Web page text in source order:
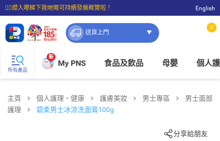
☝🏼㩒入嚟睇下我哋嘅可持續發展概覽啦！
⭐購物滿$399即享免費送貨；滿$100即可免費店取。
English
送貨上門
0
所有產品
新
My PNS 食品及飲品 母嬰 個人
主頁 個人護理、健康 護膚美妝 男士專區
男士面部
護理
碧柔男士冰涼洗面膏100g
分享給朋友